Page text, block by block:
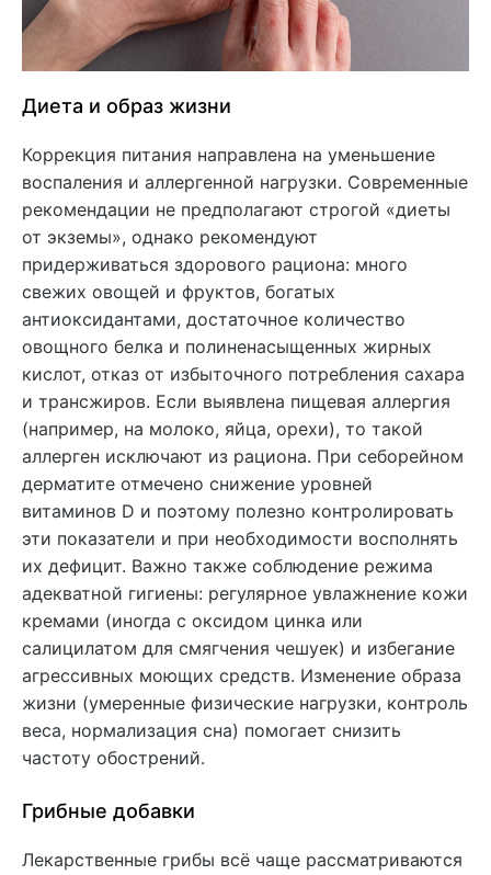
Диета и образ жизни
Коррекция питания направлена на уменьшение
воспаления и аллергенной нагрузки. Современные
рекомендации не предполагают строгой «диеты
от экземы», однако рекомендуют
придерживаться здорового рациона: много
свежих овощей и фруктов, богатых
антиоксидантами, достаточное количество
овощного белка и полиненасыщенных жирных
кислот, отказ от избыточного потребления сахара
и трансжиров. Если выявлена пищевая аллергия
(например, на молоко, яйца, орехи), то такой
аллерген исключают из рациона. При себорейном
дерматите отмечено снижение уровней
витаминов D и поэтому полезно контролировать
эти показатели и при необходимости восполнять
их дефицит. Важно также соблюдение режима
адекватной гигиены: регулярное увлажнение кожи
кремами (иногда с оксидом цинка или
салицилатом для смягчения чешуек) и избегание
агрессивных моющих средств. Изменение образа
жизни (умеренные физические нагрузки, контроль
веса, нормализация сна) помогает снизить
частоту обострений.
Грибные добавки
Лекарственные грибы всё чаще рассматриваются